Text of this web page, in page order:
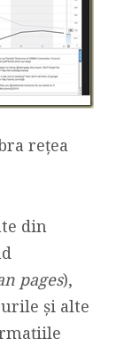
rețea
din
pages),
și alte